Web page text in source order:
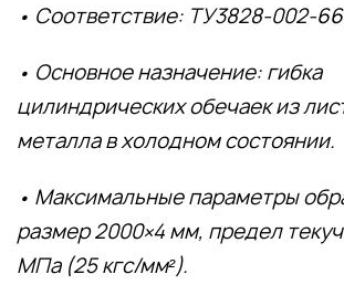
• Соответствие: ТУ3828-002-
• Основное назначение: гибка
цилиндрических обечаек из
металла в холодном состоянии.
• Максимальные параметры
размер 2000×4 мм, предел
МПа (25 кгс/мм²).